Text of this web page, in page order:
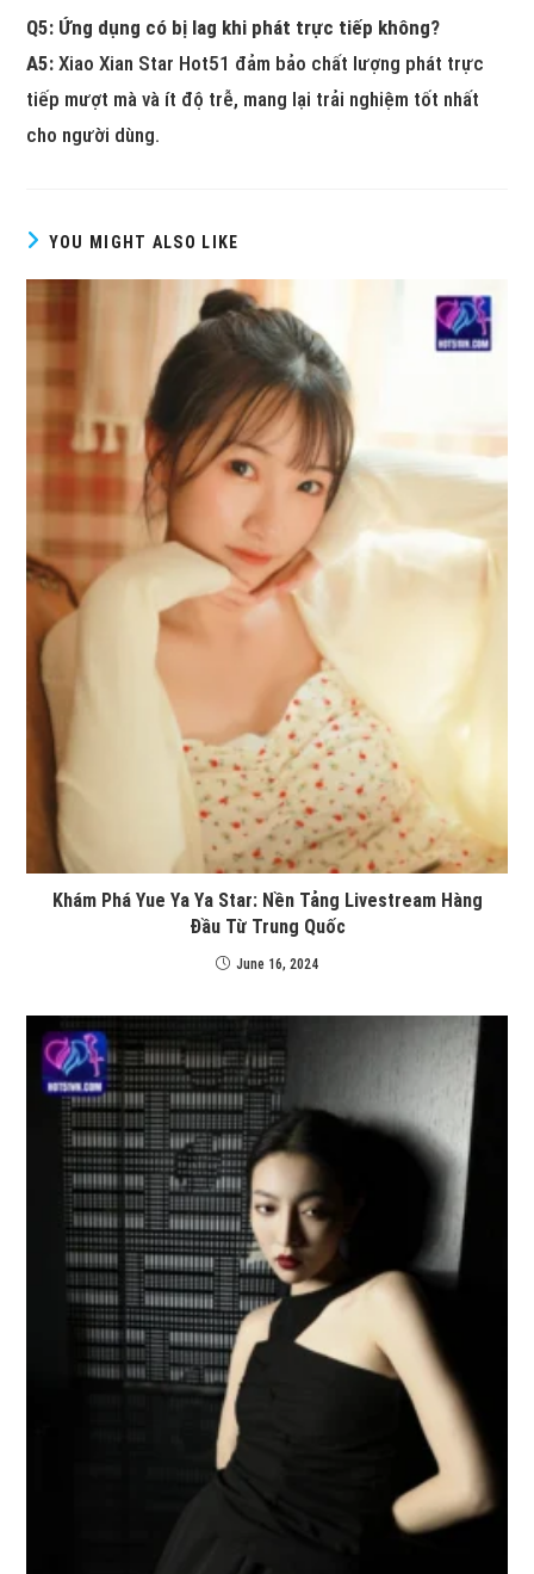
Q5: Ứng dụng có bị lag khi phát trực tiếp không?
A5: Xiao Xian Star Hot51 đảm bảo chất lượng phát trực
tiếp mượt mà và ít độ trễ, mang lại trải nghiệm tốt nhất
cho người dùng.
YOU MIGHT ALSO LIKE
Khám Phá Yue Ya Ya Star: Nền Tảng Livestream Hàng
Đầu Từ Trung Quốc
June 16, 2024